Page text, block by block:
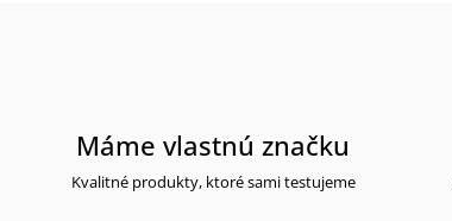
Máme vlastnú značku
Kvalitné produkty, ktoré sami testujeme